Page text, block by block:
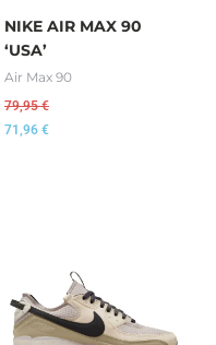
NIKE AIR MAX 90
‘USA’
Air Max 90
79,95€
71,96 €